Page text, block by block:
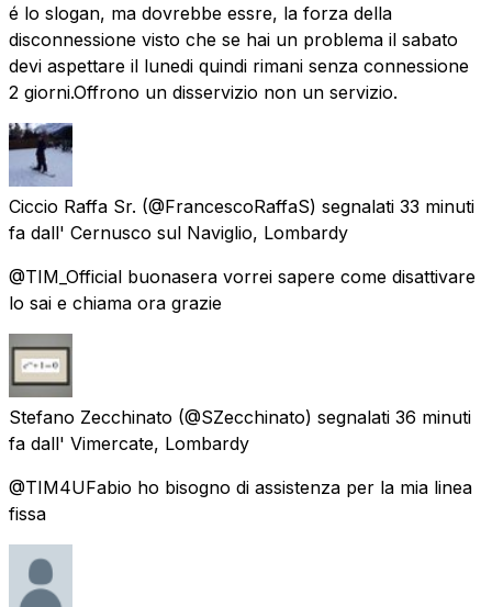
é lo slogan, ma dovrebbe essre, la forza della
disconnessione visto che se hai un problema il sabato
devi aspettare il lunedi quindi rimani senza connessione
2 giorni.Offrono un disservizio non un servizio.
Ciccio Raffa Sr. (@FrancescoRaffaS) segnalati 33 minuti
fa dall' Cernusco sul Naviglio, Lombardy
@TIM_Official buonasera vorrei sapere come disattivare
lo sai e chiama ora grazie
Stefano Zecchinato (@SZecchinato) segnalati 36 minuti
fa dall' Vimercate, Lombardy
@TIM4UFabio ho bisogno di assistenza per la mia linea
fissa